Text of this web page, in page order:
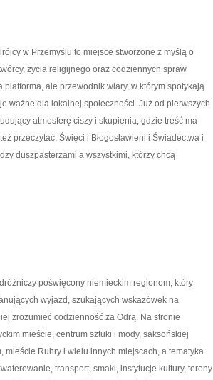
w Przemyślu to miejsce stworzone z myślą o
życia religijnego oraz codziennych spraw
platforma, ale przewodnik wiary, w którym spotykają
ważne dla lokalnej społeczności. Już od pierwszych
atmosferę ciszy i skupienia, gdzie treść ma
przeczytać: Święci i Błogosławieni i Świadectwa i
duszpasterzami a wszystkimi, którzy chcą
poświęcony niemieckim regionom, który
wyjazd, szukających wskazówek na
zrozumieć codzienność za Odrą. Na stronie
mieście, centrum sztuki i mody, saksońskiej
mieście Ruhry i wielu innych miejscach, a tematyka
transport, smaki, instytucje kultury, tereny